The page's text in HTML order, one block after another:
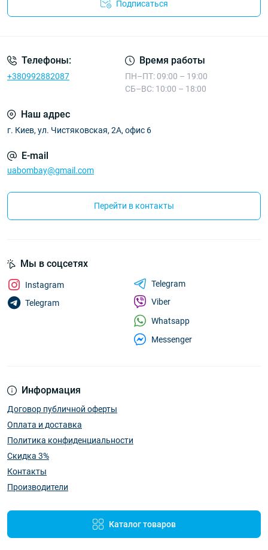
Подписаться
Телефоны:
+380992882087
Время работы
ПН–ПТ: 09:00 – 19:00
СБ–ВС: 10:00 – 18:00
Наш адрес
г. Киев, ул. Чистяковская, 2А, офис 6
E-mail
uabombay@gmail.com
Перейти в контакты
Информация
Договор публичной оферты
Оплата и доставка
Политика конфиденциальности
Скидка 3%
Контакты
Производители
Каталог товаров
Мы в соцсетях
Instagram
Telegram
Telegram
Viber
Whatsapp
Messenger